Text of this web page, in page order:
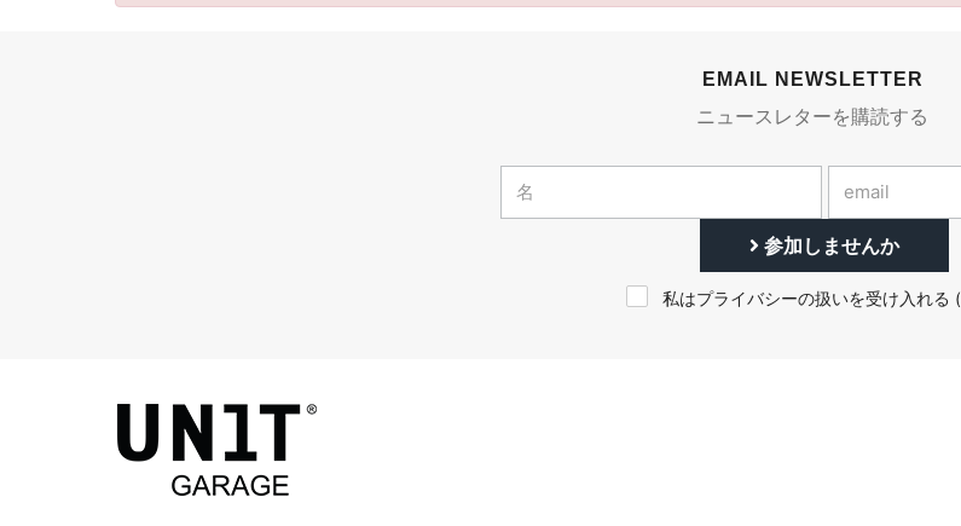
EMAIL NEWSLETTER
ニュースレターを購読する
参加しませんか
私はプライバシーの扱いを受け入れる (